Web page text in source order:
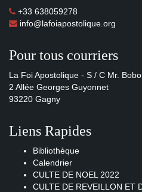
+33 638059278
info@lafoiapostolique.org
Pour tous courriers
La Foi Apostolique - S / C Mr. Bobo
2 Allée Georges Guyonnet
93220 Gagny
Liens Rapides
Bibliothèque
Calendrier
CULTE DE NOEL 2022
CULTE DE REVEILLON ET